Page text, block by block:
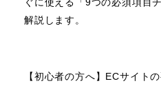
解説します。
【初心者の方へ】ECサイト